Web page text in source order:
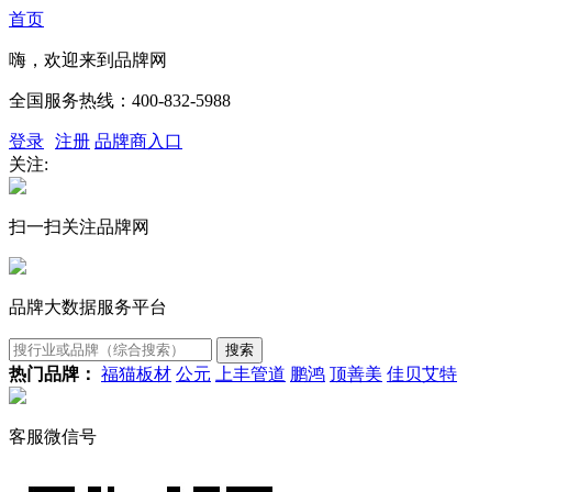
首页
嗨，欢迎来到品牌网
全国服务热线： 400-832-5988
登录 注册 品牌商入口
关注:
扫一扫关注品牌网
品牌大数据服务平台
热门品牌： 福猫板材 公元 上丰管道 鹏鸿 顶善美 佳贝艾特
客服微信号